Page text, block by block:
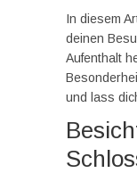
In diesem
deinen
Aufenthalt
und lass